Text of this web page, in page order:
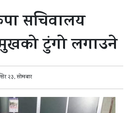
सचिवालय
टुंगो लगाउने
२३, सोमबार